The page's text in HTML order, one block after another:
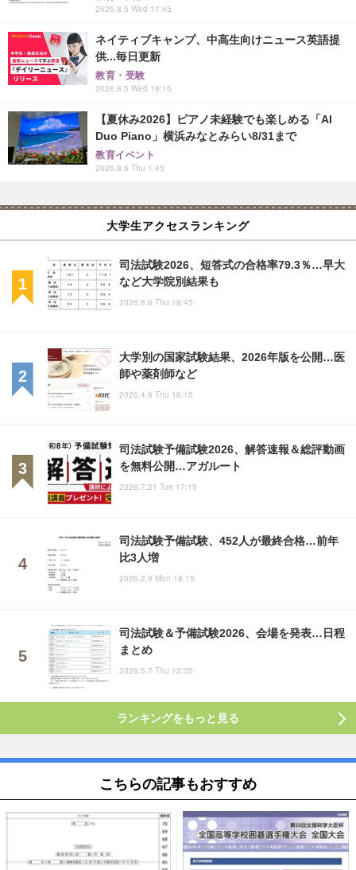
2026.8.5 Wed 17:45
ネイティブキャンプ、中高生向けニュース英語提
供...毎日更新
教育・受験
2026.8.5 Wed 18:15
【夏休み2026】ピアノ未経験でも楽しめる「AI
Duo Piano」横浜みなとみらい8/31まで
教育イベント
2026.8.6 Thu 1:45
大学生アクセスランキング
司法試験2026、短答式の合格率79.3％…早大
など大学院別結果も
2026.8.6 Thu 18:45
大学別の国家試験結果、2026年版を公開…医
師や薬剤師など
2026.4.9 Thu 16:15
司法試験予備試験2026、解答速報＆総評動画
を無料公開…アガルート
2026.7.21 Tue 17:15
司法試験予備試験、452人が最終合格…前年
比3人増
2026.2.9 Mon 18:15
司法試験＆予備試験2026、会場を発表…日程
まとめ
2026.5.7 Thu 12:35
ランキングをもっと見る
こちらの記事もおすすめ